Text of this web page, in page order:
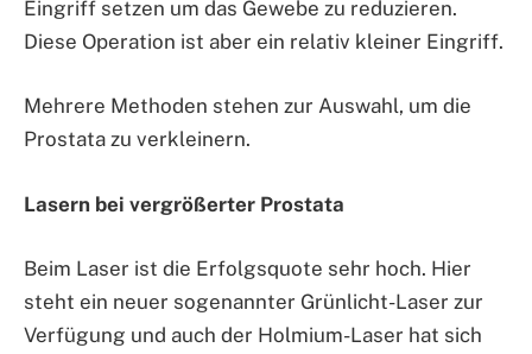
Eingriff setzen um das Gewebe zu reduzieren.
Diese Operation ist aber ein relativ kleiner Eingriff.
Mehrere Methoden stehen zur Auswahl, um die
Prostata zu verkleinern.
Lasern bei vergrößerter Prostata
Beim Laser ist die Erfolgsquote sehr hoch. Hier
steht ein neuer sogenannter Grünlicht-Laser zur
Verfügung und auch der Holmium-Laser hat sich